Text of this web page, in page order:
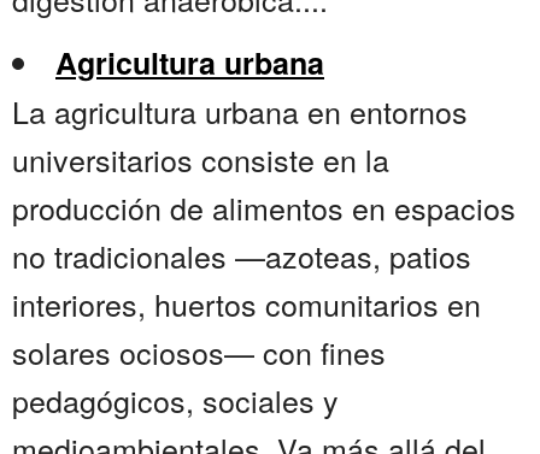
Agricultura urbana
La agricultura urbana en entornos
universitarios consiste en la
producción de alimentos en espacios
no tradicionales —azoteas, patios
interiores, huertos comunitarios en
solares ociosos— con fines
pedagógicos, sociales y